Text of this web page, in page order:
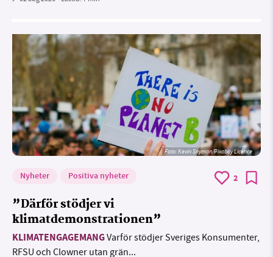
Foto:Kevin Snyman/Pixabay Licence
Nyheter Positiva nyheter 2
”Därför stödjer vi
klimatdemonstrationen”
KLIMATENGAGEMANGVarför stödjer Sveriges Konsumenter,
RFSU och Clowner utan grän...